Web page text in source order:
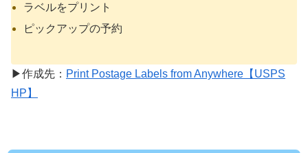
ラベルをプリント
ピックアップの予約
▶︎作成先： Print Postage Labels from Anywhere【USPS
HP】